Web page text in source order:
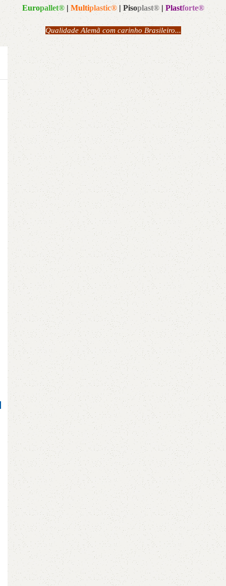
Europallet® | Multiplastic® | Pisoplast®|Plastforte®
Qualidade Alemã com carinho Brasileiro...